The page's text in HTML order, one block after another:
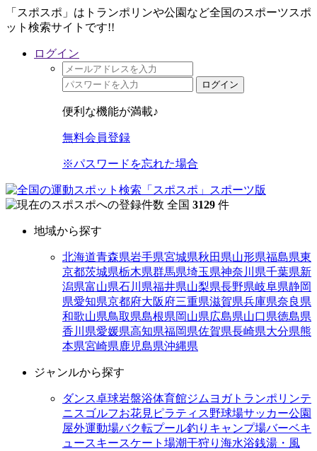
「スポスポ」はトランポリンや公園など全国のスポーツスポ
ット検索サイトです!!
ログイン
ログイン
便利な機能が満載♪
無料会員登録
※パスワードを忘れた場合
全国 3129 件
地域から探す
北海道青森県岩手県宮城県秋田県山形県福島県東
京都茨城県栃木県群馬県埼玉県神奈川県千葉県新
潟県富山県石川県福井県山梨県長野県岐阜県静岡
県愛知県京都府大阪府三重県滋賀県兵庫県奈良県
和歌山県鳥取県島根県岡山県広島県山口県徳島県
香川県愛媛県高知県福岡県佐賀県長崎県大分県熊
本県宮崎県鹿児島県沖縄県
ジャンルから探す
ダンス卓球岩盤浴体育館ジム ヨガトランポリンテ
ニス ゴルフお花見 ピラティス野球場サッカー公園
屋外運動場バク転プール釣り キャンプ場バーベキ
ュースキースケート場潮干狩り 海水浴銭湯・風